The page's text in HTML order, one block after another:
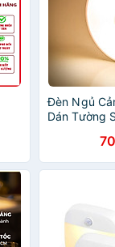
Đèn Ngủ
Dán Tường